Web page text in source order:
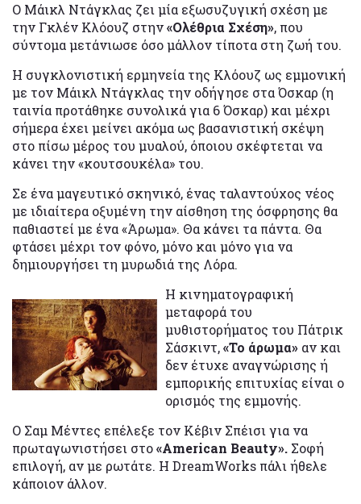
Ο Μάικλ Ντάγκλας ζει μία εξωσυζυγική σχέση με
την Γκλέν Κλόουζ στην«Ολέθρια Σχέση», που
σύντομα μετάνιωσε όσο μάλλον τίποτα στη ζωή του.
Η συγκλονιστική ερμηνεία της Κλόουζ ως εμμονική
με τον Μάικλ Ντάγκλας την οδήγησε στα Όσκαρ (η
ταινία προτάθηκε συνολικά για 6 Όσκαρ) και μέχρι
σήμερα έχει μείνει ακόμα ως βασανιστική σκέψη
στο πίσω μέρος του μυαλού, όποιου σκέφτεται να
κάνει την «κουτσουκέλα» του.
Σε ένα μαγευτικό σκηνικό, ένας ταλαντούχος νέος
με ιδιαίτερα οξυμένη την αίσθηση της όσφρησης θα
παθιαστεί με ένα «Άρωμα». Θα κάνει τα πάντα. Θα
φτάσει μέχρι τον φόνο, μόνο και μόνο για να
δημιουργήσει τη μυρωδιά της Λόρα.
Η κινηματογραφική
μεταφορά του
μυθιστορήματος του Πάτρικ
Σάσκιντ,«Το άρωμα» αν και
δεν έτυχε αναγνώρισης ή
εμπορικής επιτυχίας είναι ο
ορισμός της εμμονής.
Ο Σαμ Μέντες επέλεξε τον Κέβιν Σπέισι για να
πρωταγωνιστήσει στο«American Beauty». Σοφή
επιλογή, αν με ρωτάτε. Η DreamWorks πάλι ήθελε
κάποιον άλλον.